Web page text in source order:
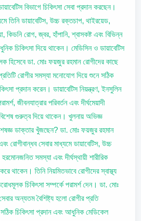
বিভাগে চিকিৎসা সেবা প্রদান করছেন।
তিনি ডায়াবেটিস, উচ্চ রক্তচাপ, থাইরয়েড,
কিডনি রোগ, জ্বর, হাঁপানি, শ্বাসকষ্ট এবং বিভিন্ন
চিকিৎসা দিয়ে থাকেন। মেডিসিন ও ডায়াবেটিস
হিসেবে ডা. মোঃ ফয়জুর রহমান রোগীদের কাছে
রোগীর সমস্যা মনোযোগ দিয়ে শুনে সঠিক
প্রদান করেন। ডায়াবেটিস নিয়ন্ত্রণ, ইনসুলিন
জীবনযাত্রার পরিবর্তন এবং দীর্ঘমেয়াদী
গুরুত্ব দিয়ে থাকেন। খুলনায় অভিজ্ঞ
ডাক্তার খুঁজছেন? ডা. মোঃ ফয়জুর রহমান
রোগীবান্ধব সেবার মাধ্যমে ডায়াবেটিস, উচ্চ
সমস্যা এবং দীর্ঘস্থায়ী শারীরিক
থাকেন। তিনি নিয়মিতভাবে রোগীদের স্বাস্থ্য
চিকিৎসা সম্পর্কে পরামর্শ দেন। ডা. মোঃ
অন্যতম বৈশিষ্ট্য হলো রোগীর প্রতি
চিকিৎসা প্রদান এবং আধুনিক মেডিকেল